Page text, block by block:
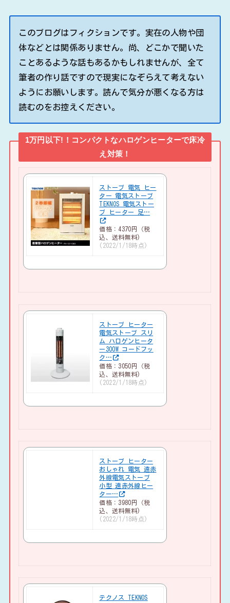
このブログはフィクションです。実在の人物や団
体などとは関係ありません。尚、どこかで聞いた
ことあるような話もあるかもしれませんが、全て
筆者の作り話ですので現実になぞらえて考えない
ようにお願いします。読んで気分が悪くなる方は
読むのをお控えください。
1万円以下!！コンパクトなハロゲンヒーターで床冷
え対策！
ストーブ 電気 ヒー
ター 電気ストーブ
TEKNOS 電気ストー
ブ ヒーター 足…
価格：4370円（税
込、送料無料)
(2022/1/18時点)
ストーブ ヒーター
電気ストーブ スリ
ム ハロゲンヒータ
ー300W コードフッ
ク…
価格：3050円（税
込、送料無料)
(2022/1/18時点)
ストーブ ヒーター
おしゃれ 電気 遠赤
外線電気ストーブ
小型 遠赤外線ヒー
ター…
価格：3980円（税
込、送料無料)
(2022/1/18時点)
テクノス TEKNOS